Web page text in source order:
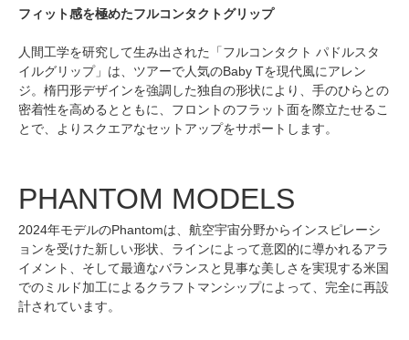
フィット感を極めたフルコンタクトグリップ
人間工学を研究して生み出された「フルコンタクト パドルスタ
イルグリップ」は、ツアーで人気のBaby Tを現代風にアレン
ジ。楕円形デザインを強調した独自の形状により、手のひらとの
密着性を高めるとともに、フロントのフラット面を際立たせるこ
とで、よりスクエアなセットアップをサポートします。
PHANTOM MODELS
2024年モデルのPhantomは、航空宇宙分野からインスピレーシ
ョンを受けた新しい形状、ラインによって意図的に導かれるアラ
イメント、そして最適なバランスと見事な美しさを実現する米国
でのミルド加工によるクラフトマンシップによって、完全に再設
計されています。